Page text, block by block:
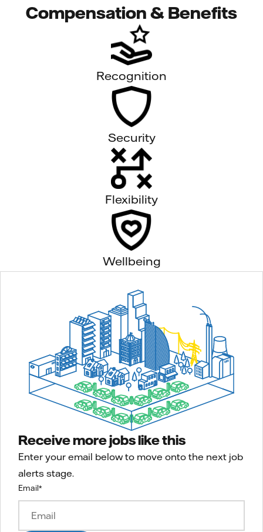
Compensation & Benefits
Recognition
Security
Flexibility
Wellbeing
Receive more jobs like this
Enter your email below to move onto the next job
alerts stage.
Email*